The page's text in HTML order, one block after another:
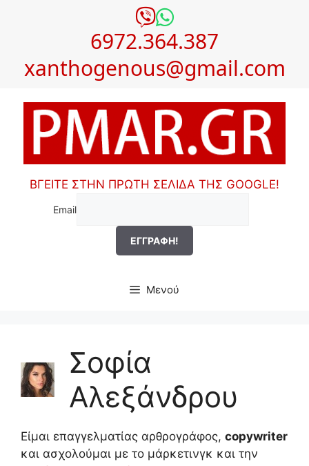
6972.364.387
xanthogenous@gmail.com
ΒΓΕΙΤΕ ΣΤΗΝ ΠΡΩΤΗ ΣΕΛΙΔΑ ΤΗΣ GOOGLE!
Email
Μενού
Σοφία
Αλεξάνδρου
Είμαι επαγγελματίας αρθρογράφος, copywriter
και ασχολούμαι με το μάρκετινγκ και την